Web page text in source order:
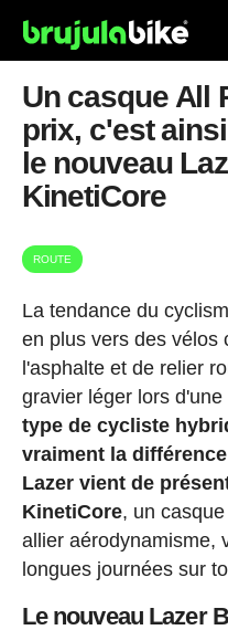
Un casque All
prix, c'est
le nouveau
KinetiCore
ROUTE
La tendance du
en plus vers des vélos
l'asphalte et de relier
gravier léger lors
type de cycliste
vraiment la
Lazer vient de
KinetiCore, un
allier aérodynamisme,
longues journées sur
Le nouveau Lazer